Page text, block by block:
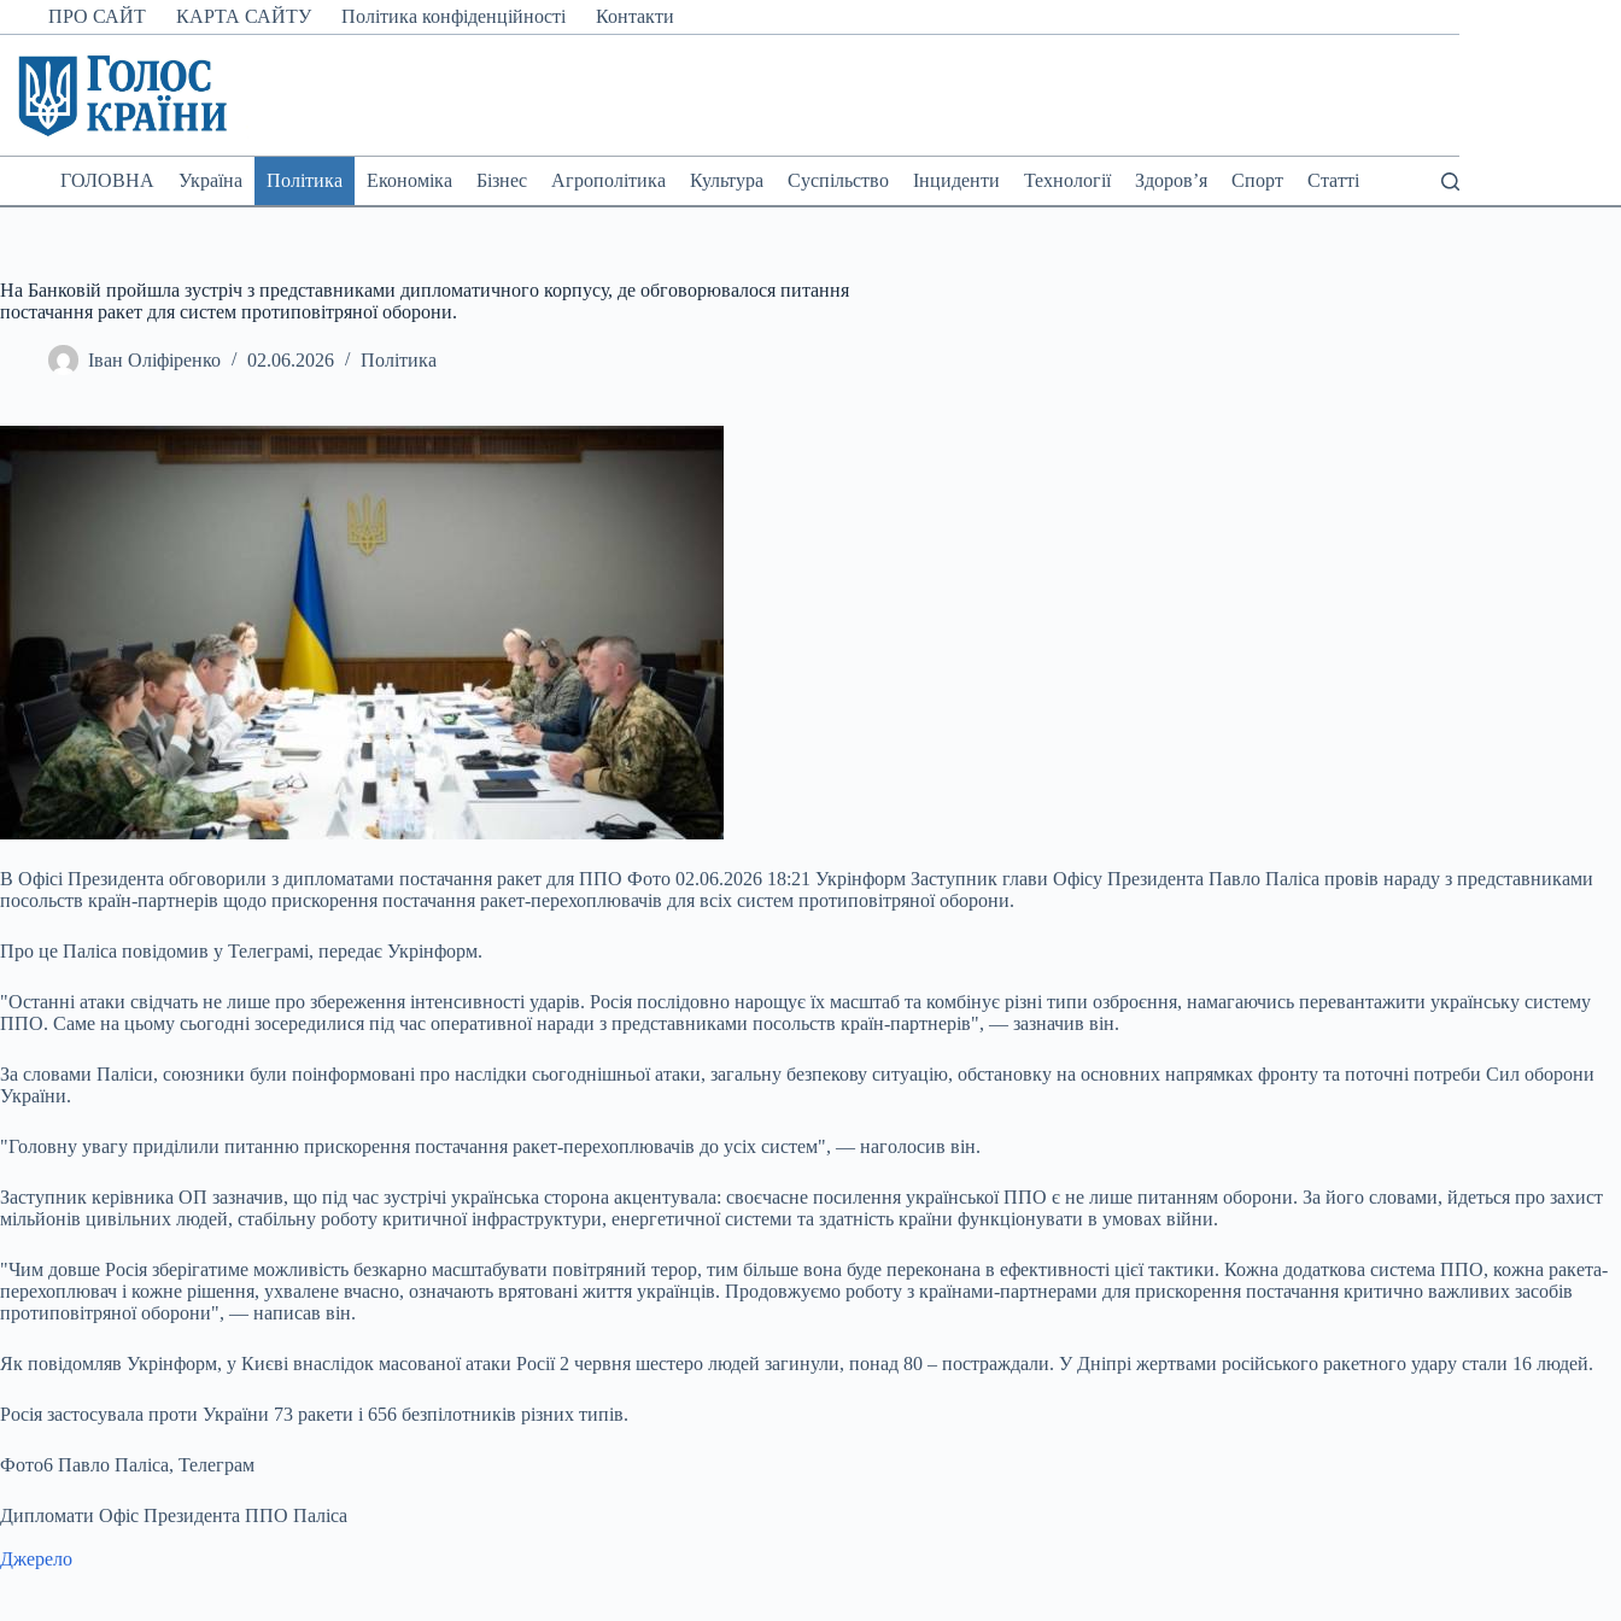
Перейти
до
вмісту
ПРО САЙТ КАРТА САЙТУ Політика конфіденційності Контакти
ГОЛОВНА Україна Політика Економіка Бізнес Агрополітика Культура Суспільство Інциденти Технології Здоров’я Спорт Статті
На Банковій пройшла зустріч з представниками дипломатичного корпусу, де обговорювалося питання
постачання ракет для систем протиповітряної оборони.
Іван Оліфіренко 02.06.2026 Політика
В Офісі Президента обговорили з дипломатами постачання ракет для ППО Фото 02.06.2026 18:21 Укрінформ Заступник глави Офісу Президента Павло Паліса провів нараду з представниками
посольств країн-партнерів щодо прискорення постачання ракет-перехоплювачів для всіх систем протиповітряної оборони.
Про це Паліса повідомив у Телеграмі, передає Укрінформ.
"Останні атаки свідчать не лише про збереження інтенсивності ударів. Росія послідовно нарощує їх масштаб та комбінує різні типи озброєння, намагаючись перевантажити українську систему
ППО. Саме на цьому сьогодні зосередилися під час оперативної наради з представниками посольств країн-партнерів", — зазначив він.
За словами Паліси, союзники були поінформовані про наслідки сьогоднішньої атаки, загальну безпекову ситуацію, обстановку на основних напрямках фронту та поточні потреби Сил оборони
України.
"Головну увагу приділили питанню прискорення постачання ракет-перехоплювачів до усіх систем", — наголосив він.
Заступник керівника ОП зазначив, що під час зустрічі українська сторона акцентувала: своєчасне посилення української ППО є не лише питанням оборони. За його словами, йдеться про захист
мільйонів цивільних людей, стабільну роботу критичної інфраструктури, енергетичної системи та здатність країни функціонувати в умовах війни.
"Чим довше Росія зберігатиме можливість безкарно масштабувати повітряний терор, тим більше вона буде переконана в ефективності цієї тактики. Кожна додаткова система ППО, кожна ракета-
перехоплювач і кожне рішення, ухвалене вчасно, означають врятовані життя українців. Продовжуємо роботу з країнами-партнерами для прискорення постачання критично важливих засобів
протиповітряної оборони", — написав він.
Як повідомляв Укрінформ, у Києві внаслідок масованої атаки Росії 2 червня шестеро людей загинули, понад 80 – постраждали. У Дніпрі жертвами російського ракетного удару стали 16 людей.
Росія застосувала проти України 73 ракети і 656 безпілотників різних типів.
Фото6 Павло Паліса, Телеграм
Дипломати Офіс Президента ППО Паліса
Джерело